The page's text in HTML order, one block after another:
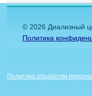
© 2026 Диализный
Политика
Политика обработки